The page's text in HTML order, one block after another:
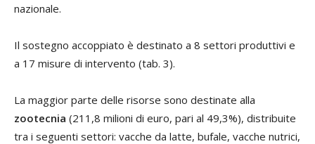
nazionale.
Il sostegno accoppiato è destinato a 8 settori produttivi e
a 17 misure di intervento (tab. 3).
La maggior parte delle risorse sono destinate alla
zootecnia (211,8 milioni di euro, pari al 49,3%), distribuite
tra i seguenti settori: vacche da latte, bufale, vacche nutrici,